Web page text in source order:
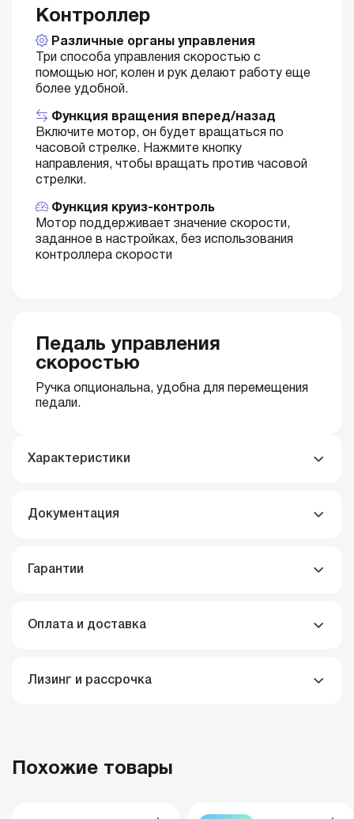
Контроллер
Различные органы управления
Три способа управления скоростью с
помощью ног, колен и рук делают работу еще
более удобной.
Функция вращения вперед/назад
Включите мотор, он будет вращаться по
часовой стрелке. Нажмите кнопку
направления, чтобы вращать против часовой
стрелки.
Функция круиз-контроль
Мотор поддерживает значение скорости,
заданное в настройках, без использования
контроллера скорости
Педаль управления
скоростью
Ручка опциональна, удобна для перемещения
педали.
Характеристики
Документация
Гарантии
Оплата и доставка
Лизинг и рассрочка
Похожие товары